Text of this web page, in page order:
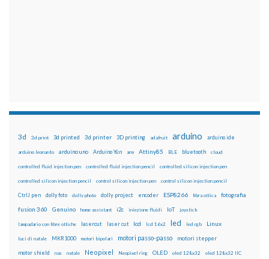
3d 3d print 3d printed 3d printer 3D printing adafruit arduino arduino ide
arduino leonardo arduino uno Arduino Yún arm Attiny85 BLE bluetooth cloud
controlled fluid injection pen controlled fluid injection pencil controlled silicon injection pen
controlled silicon injection pencil control silicon injection pen control silicon injection pencil
CtrlJ pen dolly foto dolly photo dolly project encoder ESP8266 fibra ottica fotografia
fusion 360 Genuino home assistant i2c iniezione fluidi IoT joystick
lampadario con fibre ottiche lasercut laser cut lcd lcd 16x2 led led rgb Linux
luci di natale MKR1000 motori bipolari motori passo-passo motori stepper
motor shield nas natale Neopixel Neopixel ring OLED oled 128x32 oled 128x32 IIC